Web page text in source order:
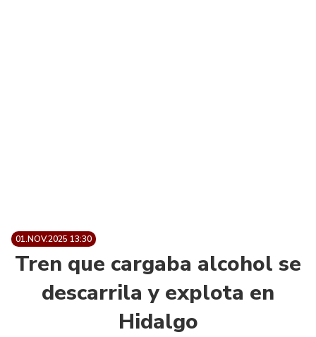
01.NOV.2025 13:30
Tren que cargaba alcohol se
descarrila y explota en
Hidalgo